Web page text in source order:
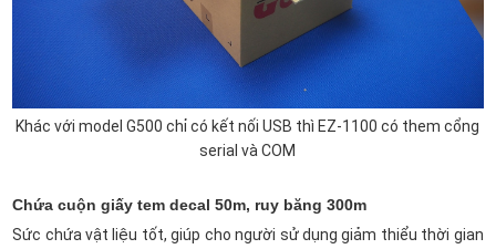
Khác với model G500 chỉ có kết nối USB thì EZ-1100 có them cổng
serial và COM
Chứa cuộn giấy tem decal 50m, ruy băng 300m
Sức chứa vật liệu tốt, giúp cho người sử dụng giảm thiểu thời gian